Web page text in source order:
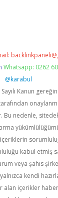
Whatsapp: 0262
@karabul
Kanun
Bu nedenle,
kabul etmiş
veya şahıs
kendi
alan içerikler